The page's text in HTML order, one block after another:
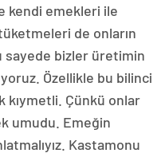
kendi emekleri ile
de onların
sayede bizler üretimin
Özellikle bu bilinci
kıymetli. Çünkü onlar
umudu. Emeğin
Kastamonu